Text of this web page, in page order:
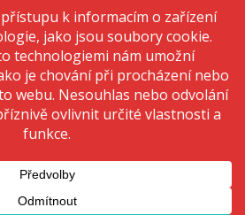
cookie. Děláme to, abychom zlepšili
personalizované reklamy. Souhlas s
zpracovávat údaje, jako je chování
ID na tomto webu. Nesouhlas nebo
ovlivnit určité vlastnosti a funkce.
Přijmout
Odmítnout
Zobrazit předvolby
- safetyshop